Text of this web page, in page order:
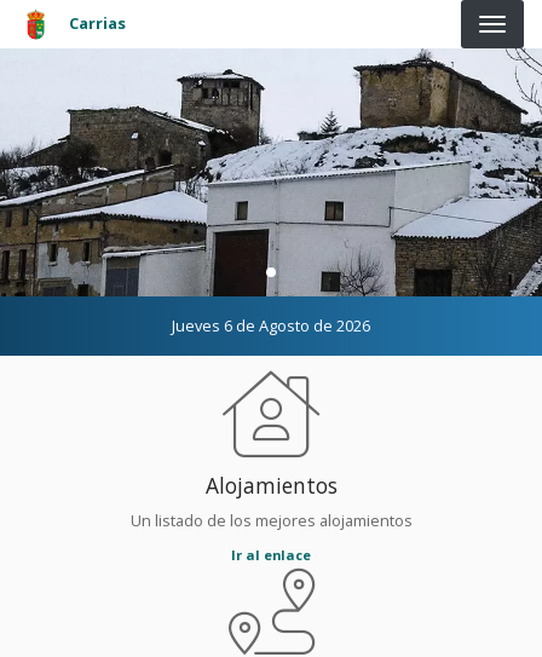
Pasar al contenido principal
Carrias
Jueves 6 de Agosto de 2026
Alojamientos
Un listado de los mejores alojamientos
Ir al enlace